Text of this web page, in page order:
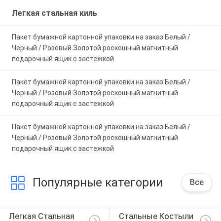
4's visual clarity is fantastic once you dial in the
smooth, and finding that sweet spot makes all
the difference. No more eye strain during long
sessions. Highly r
Легкая стальная киль
Пакет бумажной картонной упаковки на заказ Белый /
Черный / Розовый Золотой роскошный магнитный
подарочный ящик с застежкой
Пакет бумажной картонной упаковки на заказ Белый /
Черный / Розовый Золотой роскошный магнитный
подарочный ящик с застежкой
Пакет бумажной картонной упаковки на заказ Белый /
Черный / Розовый Золотой роскошный магнитный
подарочный ящик с застежкой
Популярные категории Все
Легкая Стальная Стальные Костыли